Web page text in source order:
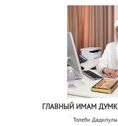
ГЛАВНЫЙ ИМАМ ДУМК
Толеби